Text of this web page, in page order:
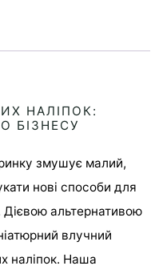
НАЛІПОК:
БІЗНЕСУ
змушує малий,
нові способи для
Дієвою альтернативою
влучний
наліпок. Наша